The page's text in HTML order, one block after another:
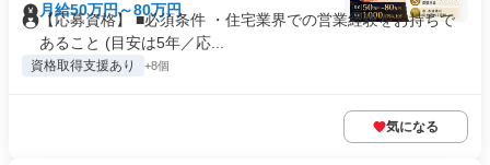
月給50万円～80万円
【応募資格】 ■必須条件 ・住宅業界での営業経験をお持ちで
あること (目安は5年／応...
資格取得支援あり +8個
気になる